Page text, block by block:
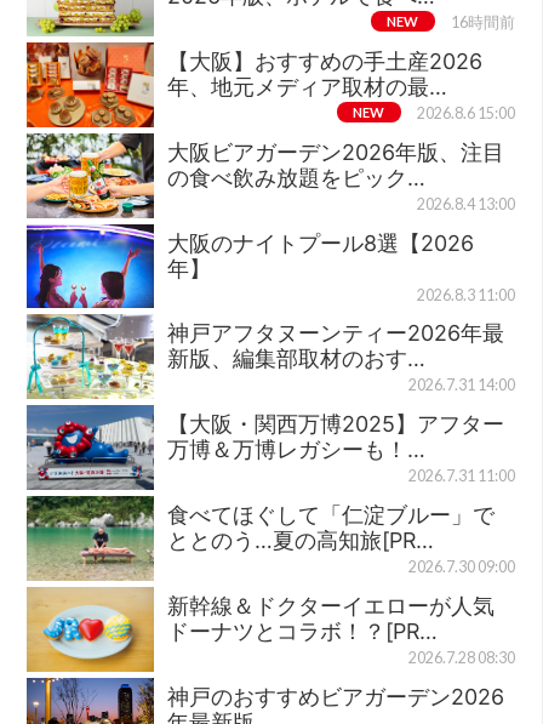
NEW 16時間前
【大阪】おすすめの手土産2026
年、地元メディア取材の最…
NEW 2026.8.6 15:00
大阪ビアガーデン2026年版、注目
の食べ飲み放題をピック…
2026.8.4 13:00
大阪のナイトプール8選【2026
年】
2026.8.3 11:00
神戸アフタヌーンティー2026年最
新版、編集部取材のおす…
2026.7.31 14:00
【大阪・関西万博2025】アフター
万博＆万博レガシーも！…
2026.7.31 11:00
食べてほぐして「仁淀ブルー」で
ととのう…夏の高知旅[PR…
2026.7.30 09:00
新幹線＆ドクターイエローが人気
ドーナツとコラボ！？[PR…
2026.7.28 08:30
神戸のおすすめビアガーデン2026